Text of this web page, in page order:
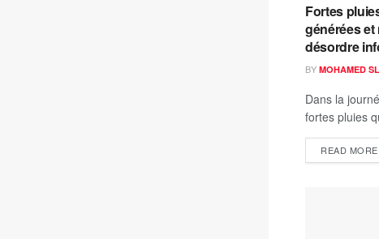
Fortes
générées et
désordre
BY MOHAMED
Dans la
fortes pluies
READ MORE